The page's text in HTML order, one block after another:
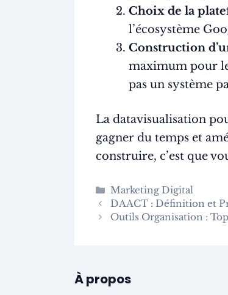
Choix de la
l’écosystème
Construction
maximum pour
pas un système
La datavisualisation
gagner du temps et
construire, c’est que
Catégories
Marketing Digital
DAACT : Définition et
Outils Organisation :
À propos